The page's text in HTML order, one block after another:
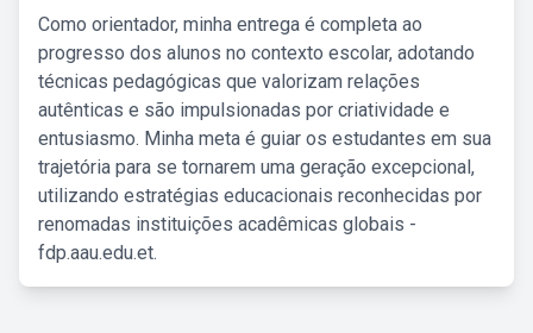
Como orientador, minha entrega é completa ao
progresso dos alunos no contexto escolar, adotando
técnicas pedagógicas que valorizam relações
autênticas e são impulsionadas por criatividade e
entusiasmo. Minha meta é guiar os estudantes em sua
trajetória para se tornarem uma geração excepcional,
utilizando estratégias educacionais reconhecidas por
renomadas instituições acadêmicas globais -
fdp.aau.edu.et.